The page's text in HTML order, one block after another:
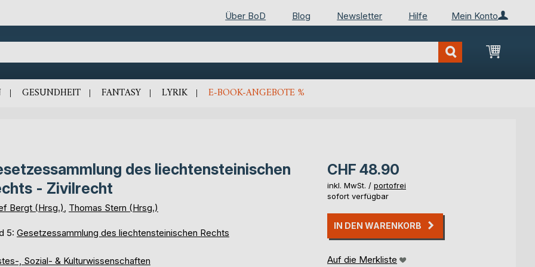
Mein Konto
Über BoD Blog Newsletter Hilfe
Mein
GESUNDHEIT FANTASY LYRIK E-BOOK-ANGEBOTE %
des liechtensteinischen
- Zivilrecht
Bergt (Hrsg.) Thomas Stern (Hrsg.)
5: Gesetzessammlung des liechtensteinischen Rechts
, Sozial- & Kulturwissenschaften
CHF 48.90
inkl. MwSt. / portofrei
sofort verfügbar
IN DEN WARENKORB
Auf die Merkliste